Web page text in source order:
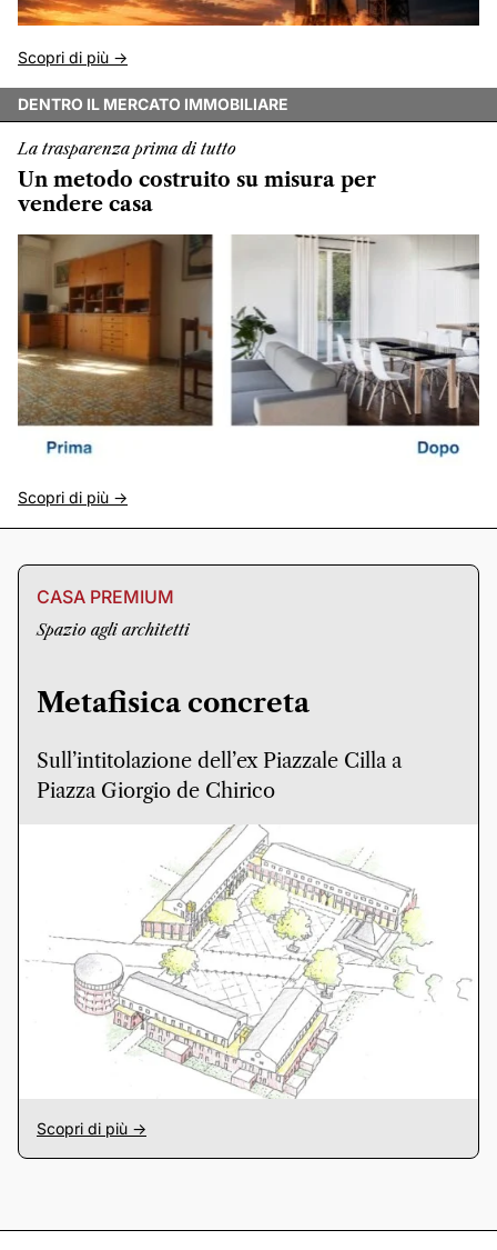
Scopri di più ->
DENTRO IL MERCATO IMMOBILIARE
La trasparenza prima di tutto
Un metodo costruito su misura per
vendere casa
Scopri di più ->
CASA PREMIUM
Spazio agli architetti
Metafisica concreta
Sull’intitolazione dell’ex Piazzale Cilla a
Piazza Giorgio de Chirico
Scopri di più ->